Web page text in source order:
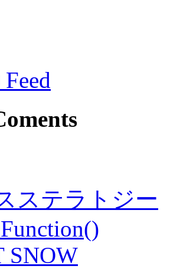
ステラトジー
SNOW